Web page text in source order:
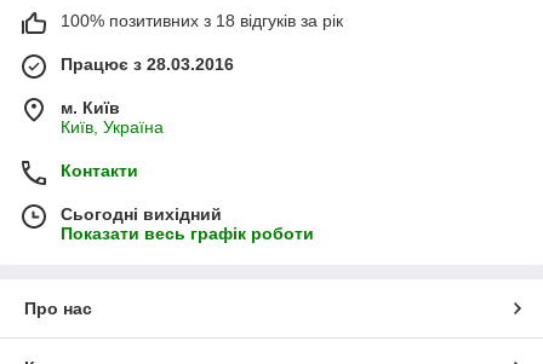
100% позитивних з 18 відгуків за рік
Працює з 28.03.2016
м. Київ
Київ, Україна
Контакти
Сьогодні вихідний
Показати весь графік роботи
Про нас